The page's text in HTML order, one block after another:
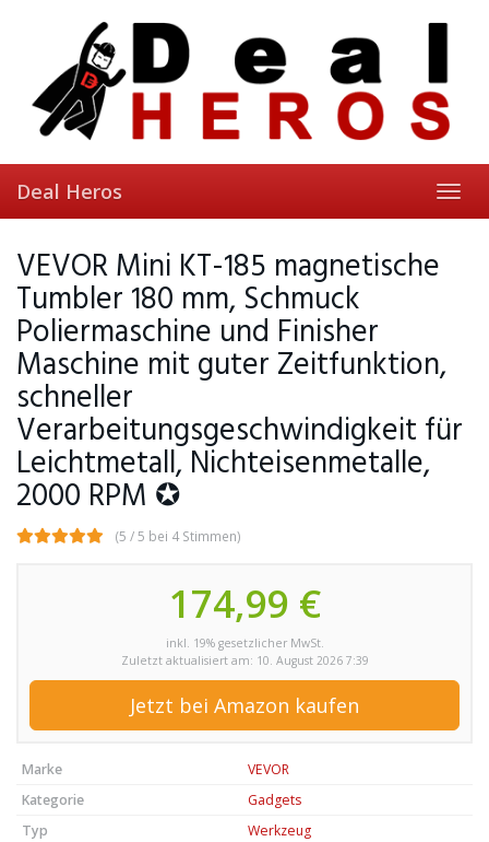
Deal Heros
VEVOR Mini KT-185 magnetische
Tumbler 180 mm, Schmuck
Poliermaschine und Finisher
Maschine mit guter Zeitfunktion,
schneller
Verarbeitungsgeschwindigkeit für
Leichtmetall, Nichteisenmetalle,
2000 RPM ✪
(5 / 5 bei 4 Stimmen)
174,99 €
inkl. 19% gesetzlicher MwSt.
Zuletzt aktualisiert am: 10. August 2026 7:39
Jetzt bei Amazon kaufen
Marke
VEVOR
Kategorie
Gadgets
Typ
Werkzeug